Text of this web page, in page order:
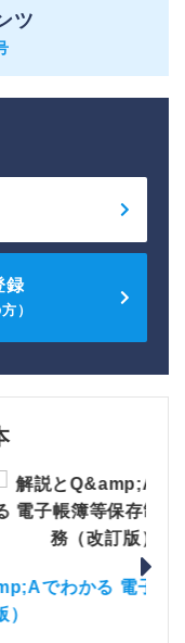
ツ
録
）
簿等保存制度の
「